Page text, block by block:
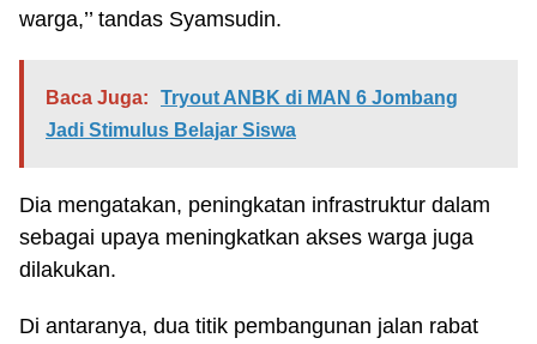
warga,’’ tandas Syamsudin.
Baca Juga:
Tryout ANBK di MAN 6 Jombang
Jadi Stimulus Belajar Siswa
Dia mengatakan, peningkatan infrastruktur dalam
sebagai upaya meningkatkan akses warga juga
dilakukan.
Di antaranya, dua titik pembangunan jalan rabat